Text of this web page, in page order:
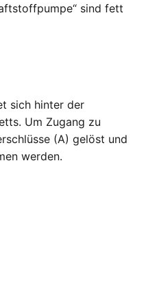
sind fett
sich hinter der
Um Zugang zu
(A) gelöst und
werden.